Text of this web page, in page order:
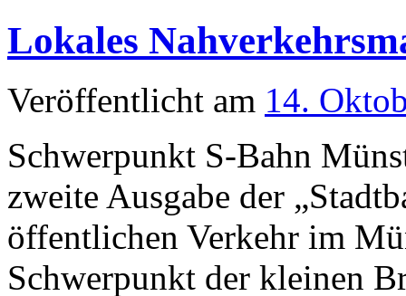
Lokales
Veröffentlicht am 14.
Schwerpunkt S-Bahn
zweite Ausgabe der
öffentlichen Verkehr im
Schwerpunkt der kleinen